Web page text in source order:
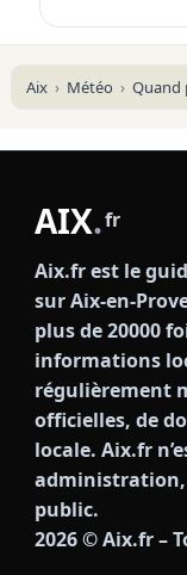
Aix Météo Quand
AIX.fr
Aix.fr est le
sur Aix-en-
plus de 20000
informations
régulièrement
officielles, de
locale. Aix.fr
public.
2026© Aix.fr –